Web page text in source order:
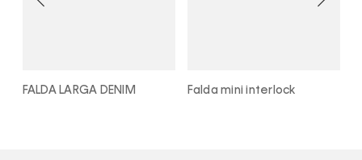
FALDA LARGA DENIM Falda mini interlock